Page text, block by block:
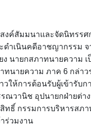
งค์สัมมนาและจัดนิทรรศ
ำเนินคดีอาชญากรรม จ
ง นายกสภาทนายความ
ายความ ภาค 6 กล่าว
ให้การต้อนรับผู้เข้ารับ
ณวานิช อุปนายกฝ่ายต่
ทธิ์ กรรมการบริหารสภ
ร่วมงาน